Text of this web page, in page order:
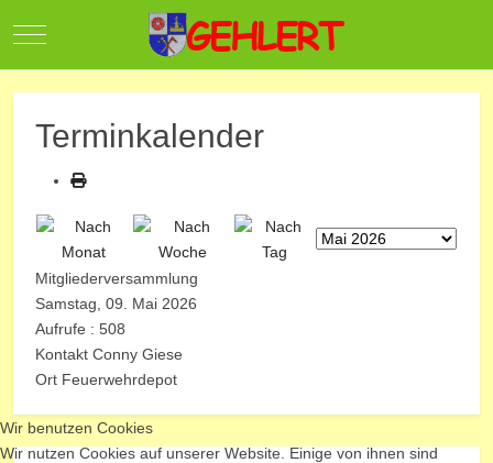
Mobile Menu Toggle
Terminkalender
Mitgliederversammlung
Samstag, 09. Mai 2026
Aufrufe : 508
Kontakt Conny Giese
Ort Feuerwehrdepot
Wir benutzen Cookies
Wir nutzen Cookies auf unserer Website. Einige von ihnen sind